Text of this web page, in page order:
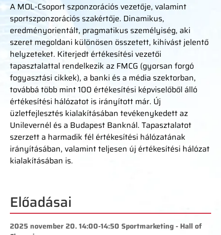
A MOL-Csoport szponzorációs vezetője, valamint
sportszponzorációs szakértője. Dinamikus,
eredményorientált, pragmatikus személyiség, aki
szeret megoldani különösen összetett, kihívást jelentő
helyzeteket. Kiterjedt értékesítési vezetői
tapasztalattal rendelkezik az FMCG (gyorsan forgó
fogyasztási cikkek), a banki és a média szektorban,
továbbá több mint 100 értékesítési képviselőből álló
értékesítési hálózatot is irányított már. Új
üzletfejlesztés kialakításában tevékenykedett az
Unilevernél és a Budapest Banknál. Tapasztalatot
szerzett a harmadik fél értékesítési hálózatának
irányításában, valamint teljesen új értékesítési hálózat
kialakításában is.
Előadásai
2025 november 20. 14:00-14:50 Sportmarketing - Hall of